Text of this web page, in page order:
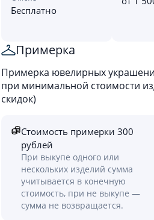
Бесплатно
Примерка
Примерка ювелирных
при минимальной стоимости
скидок)
Стоимость примерки 300
рублей
При выкупе одного или
нескольких изделий сумма
учитывается в конечную
стоимость, при не выкупе —
сумма не возвращается.